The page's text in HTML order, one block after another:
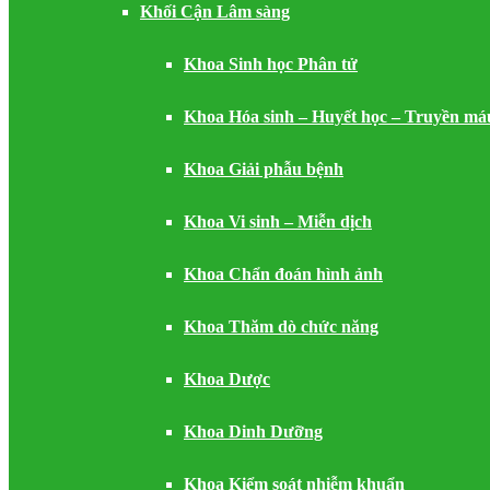
Khối Cận Lâm sàng
Khoa Sinh học Phân tử
Khoa Hóa sinh – Huyết học – Truyền
Khoa Giải phẫu bệnh
Khoa Vi sinh – Miễn dịch
Khoa Chẩn đoán hình ảnh
Khoa Thăm dò chức năng
Khoa Dược
Khoa Dinh Dưỡng
Khoa Kiểm soát nhiễm khuẩn